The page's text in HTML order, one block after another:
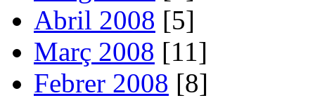
Abril 2008 [5]
Març 2008 [11]
Febrer 2008 [8]